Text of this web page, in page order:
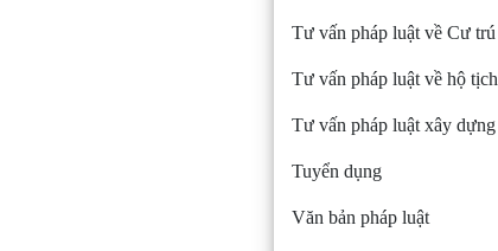
Tư vấn pháp luật về Cư trú
Tư vấn pháp luật về hộ tịch
Tư vấn pháp luật xây dựng
Tuyển dụng
Văn bản pháp luật